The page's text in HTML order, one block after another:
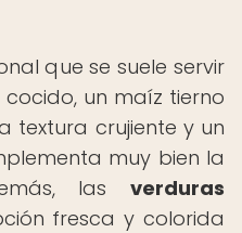
que se suele servir
cocido, un maíz tierno
textura crujiente y un
muy bien la
las verduras
fresca y colorida